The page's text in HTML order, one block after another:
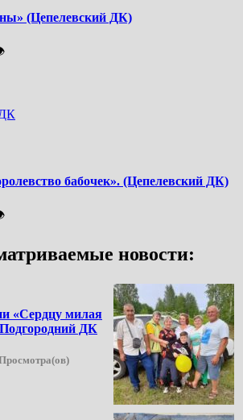
(Цепелевский ДК)
бабочек». (Цепелевский ДК)
новости:
«Сердцу милая
ДК